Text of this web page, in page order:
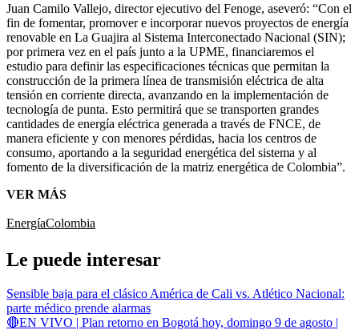
Juan Camilo Vallejo, director ejecutivo del Fenoge, aseveró: “Con el
fin de fomentar, promover e incorporar nuevos proyectos de energía
renovable en La Guajira al Sistema Interconectado Nacional (SIN);
por primera vez en el país junto a la UPME, financiaremos el
estudio para definir las especificaciones técnicas que permitan la
construcción de la primera línea de transmisión eléctrica de alta
tensión en corriente directa, avanzando en la implementación de
tecnología de punta. Esto permitirá que se transporten grandes
cantidades de energía eléctrica generada a través de FNCE, de
manera eficiente y con menores pérdidas, hacia los centros de
consumo, aportando a la seguridad energética del sistema y al
fomento de la diversificación de la matriz energética de Colombia”.
VER MÁS
EnergíaColombia
Le puede interesar
Sensible baja para el clásico América de Cali vs. Atlético Nacional:
parte médico prende alarmas
🔴EN VIVO | Plan retorno en Bogotá hoy, domingo 9 de agosto |